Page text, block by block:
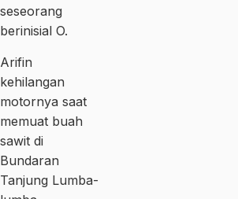
seseorang
berinisial O.
Arifin
kehilangan
motornya saat
memuat buah
sawit di
Bundaran
Tanjung Lumba-